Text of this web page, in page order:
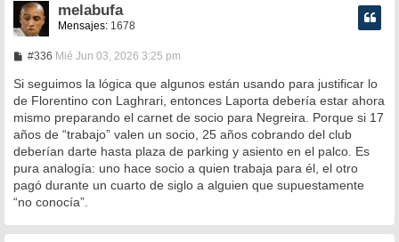
melabufa
Mensajes: 1678
#336M
n
s
a
Mié Jun 03, 2026 3:25 pm
Si seguimos la lógica que algunos están usando para justificar lo
de Florentino con Laghrari, entonces Laporta debería estar ahora
mismo preparando el carnet de socio para Negreira. Porque si 17
años de “trabajo” valen un socio, 25 años cobrando del club
deberían darte hasta plaza de parking y asiento en el palco. Es
pura analogía: uno hace socio a quien trabaja para él, el otro
pagó durante un cuarto de siglo a alguien que supuestamente
“no conocía”.